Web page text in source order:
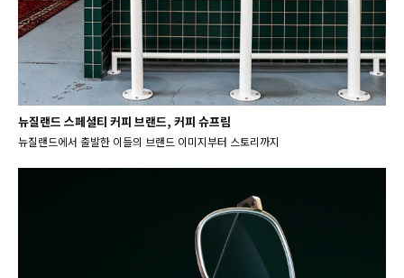
뉴질랜드 스페셜티 커피 브랜드, 커피 슈프림
뉴질랜드에서 출발한 이들의 브랜드 이미지부터 스토리까지